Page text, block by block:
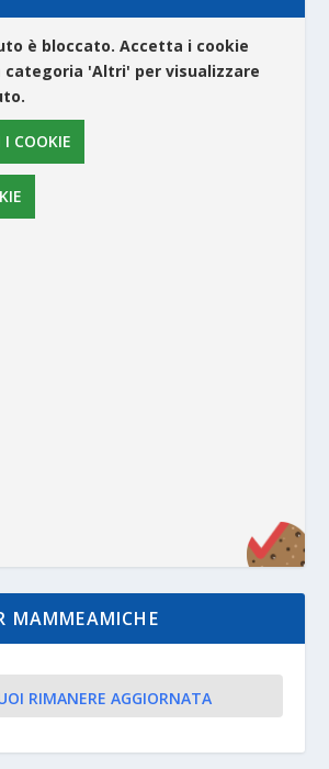
è bloccato. Accetta i cookie
'Altri' per visualizzare
COOKIE
MAMMEAMICHE
RIMANERE AGGIORNATA